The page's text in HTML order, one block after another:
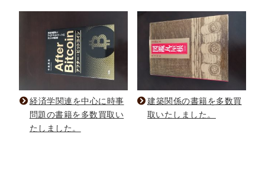
経済学関連を中心に時事
問題の書籍を多数買取い
たしました。
建築関係の書籍を多数買
取いたしました。